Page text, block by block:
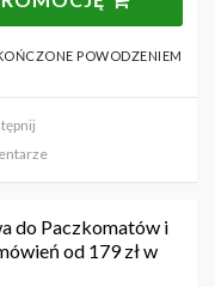
POWODZENIEM
do Paczkomatów i
od 179 zł w